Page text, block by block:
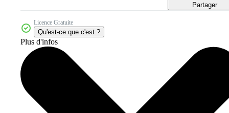
Partager
Licence Gratuite
Qu'est-ce que c'est ?
Plus d'infos